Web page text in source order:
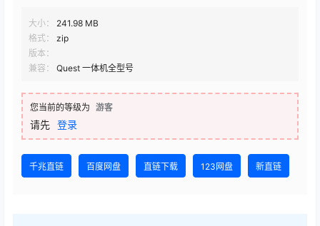
大小：
241.98 MB
格式：
zip
版本：
兼容：
Quest 一体机全型号
您当前的等级为 游客
请先 登录
千兆直链 百度网盘 直链下载 123网盘 新直链